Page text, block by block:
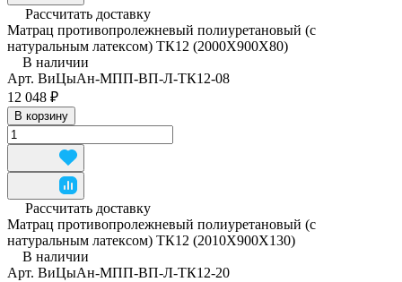
Рассчитать доставку
Матрац противопролежневый полиуретановый (с
натуральным латексом) ТК12 (2000Х900Х80)
В наличии
Арт. ВиЦыАн-МПП-ВП-Л-ТК12-08
12 048 ₽
В корзину
Рассчитать доставку
Матрац противопролежневый полиуретановый (с
натуральным латексом) ТК12 (2010Х900Х130)
В наличии
Арт. ВиЦыАн-МПП-ВП-Л-ТК12-20